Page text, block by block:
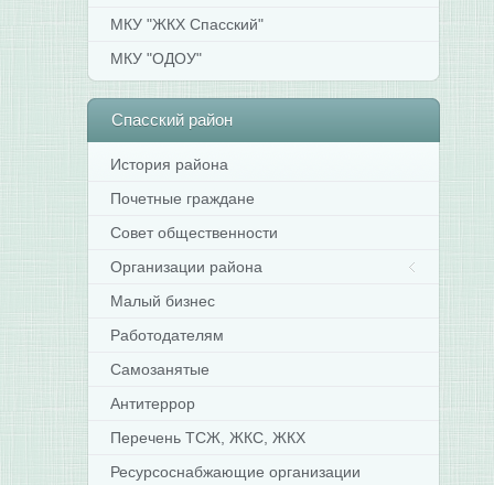
МКУ "ЖКХ Спасский"
МКУ "ОДОУ"
Спасскийрайон
История района
Почетные граждане
Совет общественности
Организации района
Малый бизнес
Работодателям
Самозанятые
Антитеррор
Перечень ТСЖ, ЖКС, ЖКХ
Ресурсоснабжающие организации